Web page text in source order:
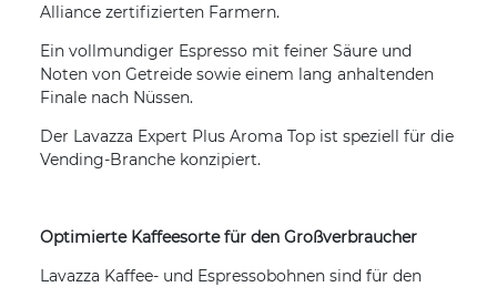
Alliance zertifizierten Farmern.
Ein vollmundiger Espresso mit feiner Säure und
Noten von Getreide sowie einem lang anhaltenden
Finale nach Nüssen.
Der Lavazza Expert Plus Aroma Top ist speziell für die
Vending-Branche konzipiert.
Optimierte Kaffeesorte für den Großverbraucher
Lavazza Kaffee- und Espressobohnen sind für den